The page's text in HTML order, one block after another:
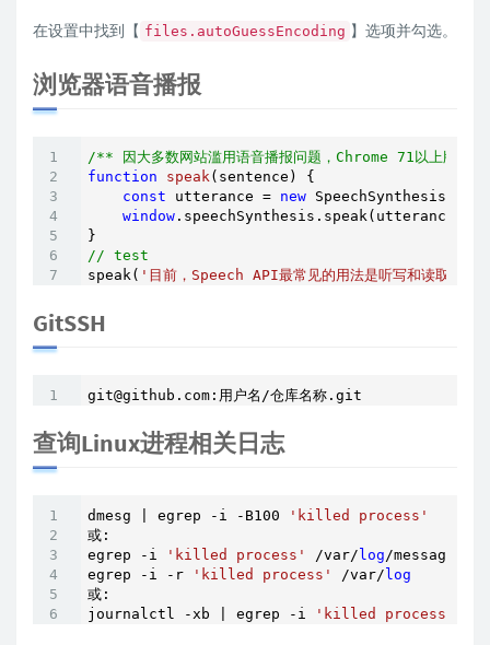
在设置中找到【 files.autoGuessEncoding 】选项并勾选。
浏览器语音播报
/** 因大多数网站滥用语音播报问题，Chrome 71以上版本
function
speak ( sentence ) {
const utterance = new
window .speechSynthesis.speak(utterance)
// test
speak( '目前，Speech API最常见的用法是听写和读取。也
GitSSH
git@github.com:用户名/仓库名称.git
查询Linux进程相关日志
dmesg | egrep -i -B100
'killed process'
或:
egrep -i
'killed process' /var/log /messages
egrep -i -r
'killed process' /var/log
或:
journalctl -xb | egrep -i
'killed process'